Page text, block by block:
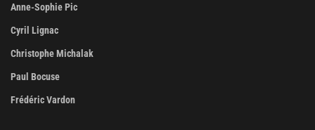
Anne-Sophie Pic
Cyril Lignac
Christophe Michalak
Paul Bocuse
Frédéric Vardon